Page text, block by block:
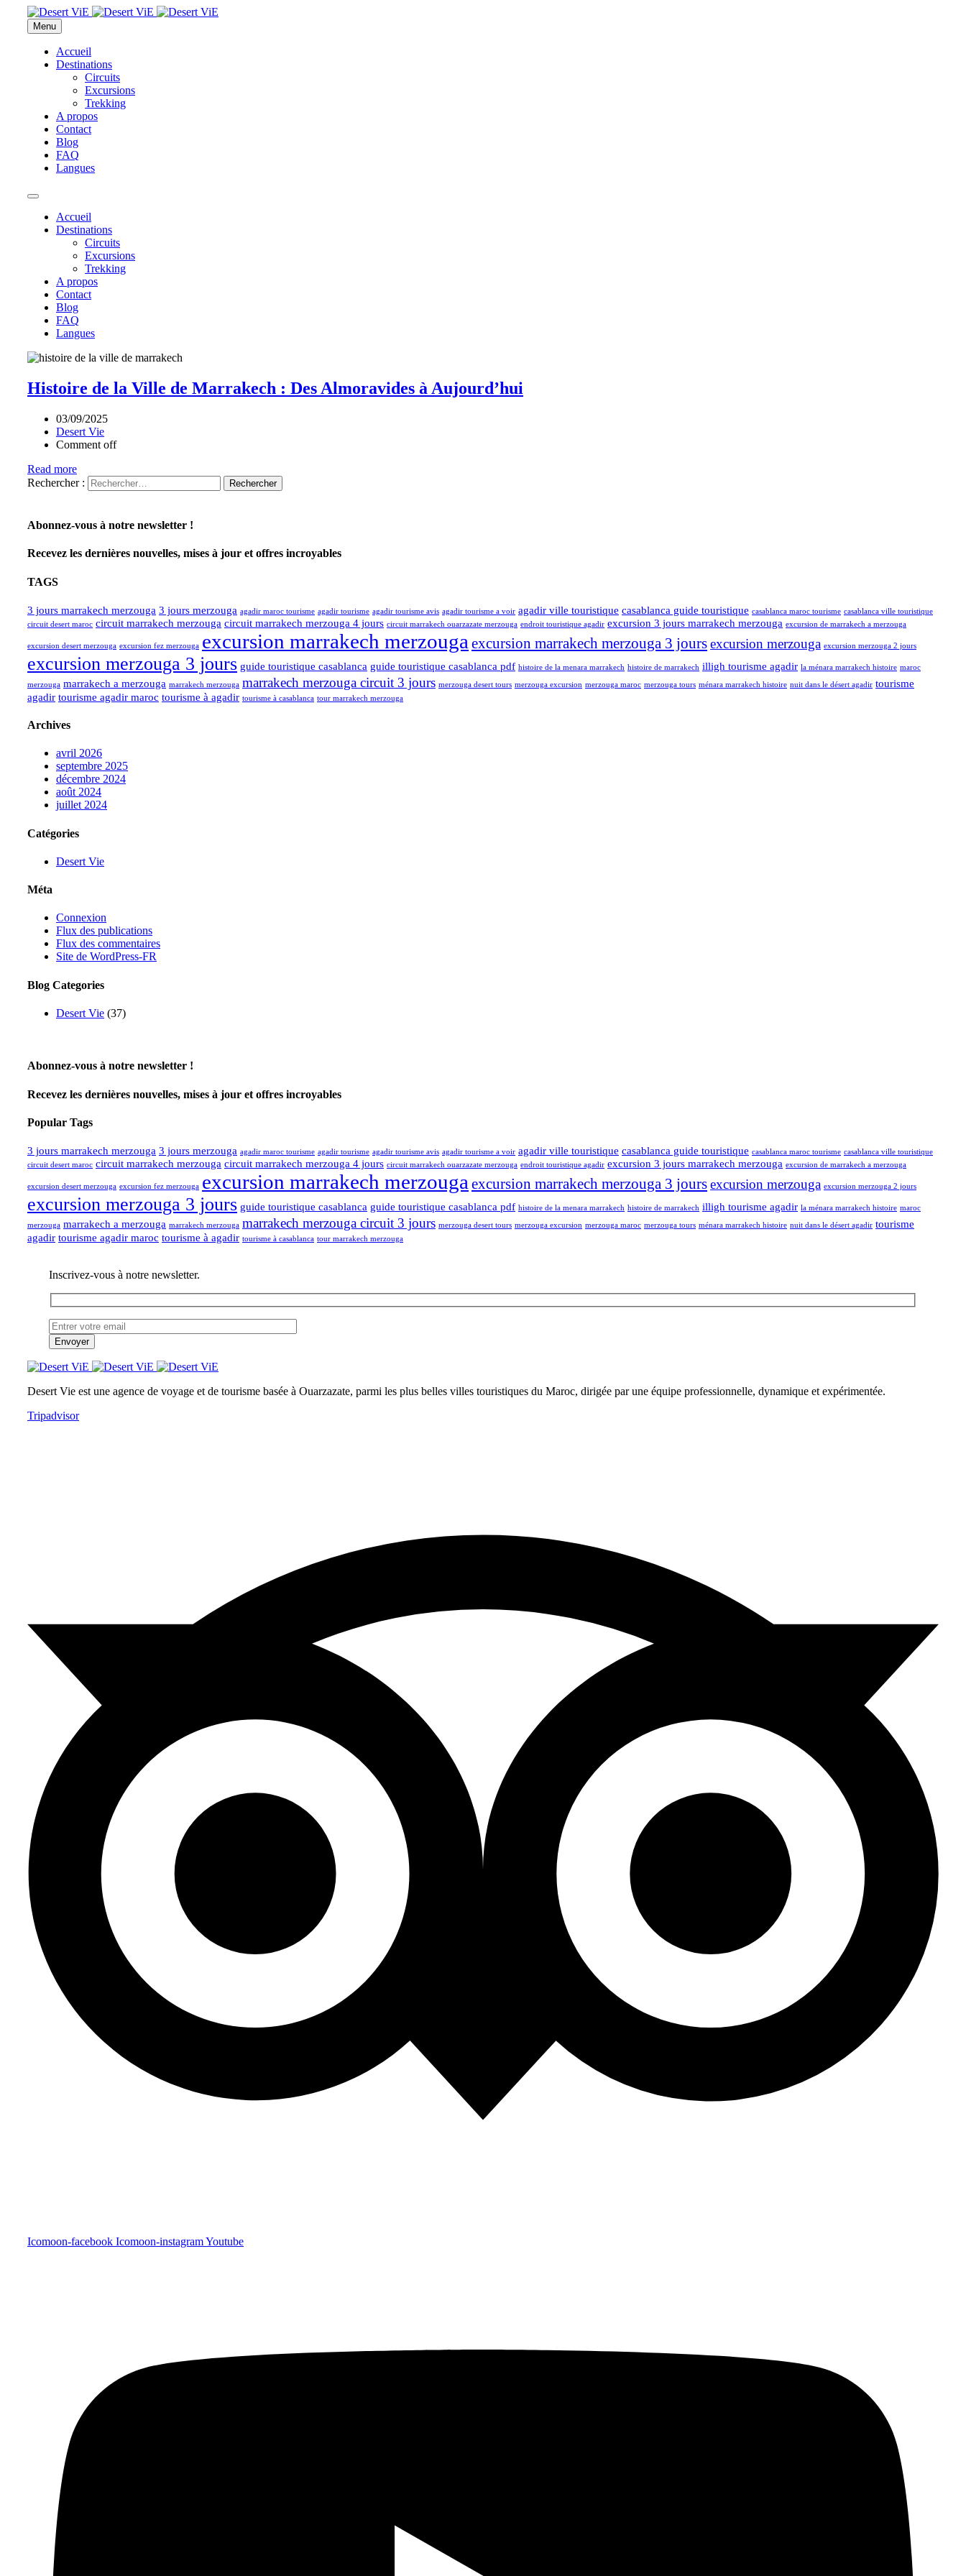
Menu
Accueil
Destinations
Circuits
Excursions
Trekking
A propos
Contact
Blog
FAQ
Langues
Accueil
Destinations
Circuits
Excursions
Trekking
A propos
Contact
Blog
FAQ
Langues
Histoire de la Ville de Marrakech : Des Almoravides à Aujourd’hui
03/09/2025
Desert Vie
Comment off
Read more
Rechercher :
Abonnez-vous à notre newsletter !
Recevez les dernières nouvelles, mises à jour et offres incroyables
TAGS
3 jours marrakech merzouga 3 jours merzouga agadir maroc tourisme agadir tourisme agadir tourisme avis agadir tourisme a voir agadir ville touristique casablanca guide touristique casablanca maroc tourisme casablanca ville touristique
circuit desert maroc circuit marrakech merzouga circuit marrakech merzouga 4 jours circuit marrakech ouarzazate merzouga endroit touristique agadir excursion 3 jours marrakech merzouga excursion de marrakech a merzouga
excursion desert merzouga excursion fez merzouga excursion marrakech merzouga excursion marrakech merzouga 3 joursexcursion merzouga excursion merzouga 2 jours
excursion merzouga 3 jours guide touristique casablanca guide touristique casablanca pdf histoire de la menara marrakech histoire de marrakech illigh tourisme agadir la ménara marrakech histoire maroc
merzouga marrakech a merzouga marrakech merzouga marrakech merzouga circuit 3 jours merzouga desert tours merzouga excursion merzouga maroc merzouga tours ménara marrakech histoire nuit dans le désert agadir tourisme
agadir tourisme agadir maroc tourisme à agadir tourisme à casablanca tour marrakech merzouga
Archives
avril 2026
septembre 2025
décembre 2024
août 2024
juillet 2024
Catégories
Desert Vie
Méta
Connexion
Flux des publications
Flux des commentaires
Site de WordPress-FR
Blog Categories
Desert Vie (37)
Abonnez-vous à notre newsletter !
Recevez les dernières nouvelles, mises à jour et offres incroyables
Popular Tags
3 jours marrakech merzouga 3 jours merzouga agadir maroc tourisme agadir tourisme agadir tourisme avis agadir tourisme a voir agadir ville touristique casablanca guide touristique casablanca maroc tourisme casablanca ville touristique
circuit desert maroc circuit marrakech merzouga circuit marrakech merzouga 4 jours circuit marrakech ouarzazate merzouga endroit touristique agadir excursion 3 jours marrakech merzouga excursion de marrakech a merzouga
excursion desert merzouga excursion fez merzouga excursion marrakech merzouga excursion marrakech merzouga 3 joursexcursion merzouga excursion merzouga 2 jours
excursion merzouga 3 jours guide touristique casablanca guide touristique casablanca pdf histoire de la menara marrakech histoire de marrakech illigh tourisme agadir la ménara marrakech histoire maroc
merzouga marrakech a merzouga marrakech merzouga marrakech merzouga circuit 3 jours merzouga desert tours merzouga excursion merzouga maroc merzouga tours ménara marrakech histoire nuit dans le désert agadir tourisme
agadir tourisme agadir maroc tourisme à agadir tourisme à casablanca tour marrakech merzouga
Inscrivez-vous à notre newsletter.
Desert Vie est une agence de voyage et de tourisme basée à Ouarzazate, parmi les plus belles villes touristiques du Maroc, dirigée par une équipe professionnelle, dynamique et expérimentée.
Tripadvisor
Icomoon-facebook Icomoon-instagramYoutube